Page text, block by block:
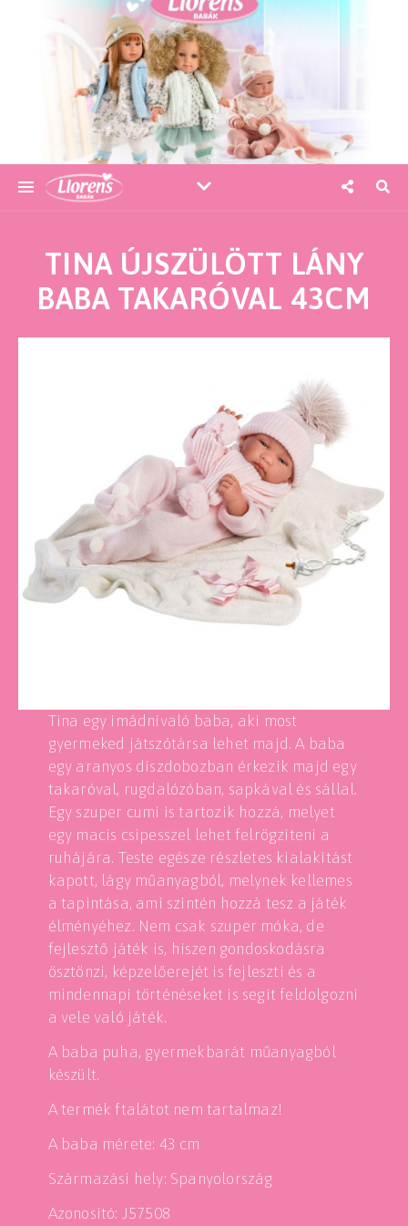
TINA ÚJSZÜLÖTT LÁNY
BABA TAKARÓVAL 43CM
Tina egy imádnivaló baba, aki most
gyermeked játszótársa lehet majd. A baba
egy aranyos díszdobozban érkezik majd egy
takaróval, rugdalózóban, sapkával és sállal.
Egy szuper cumi is tartozik hozzá, melyet
egy macis csipesszel lehet felrögzíteni a
ruhájára. Teste egésze részletes kialakítást
kapott, lágy műanyagból, melynek kellemes
a tapintása, ami szintén hozzá tesz a játék
élményéhez. Nem csak szuper móka, de
fejlesztő játék is, hiszen gondoskodásra
ösztönzi, képzelőerejét is fejleszti és a
mindennapi történéseket is segít feldolgozni
a vele való játék.
A baba puha, gyermekbarát műanyagból
készült.
A termék ftalátot nem tartalmaz!
A baba mérete: 43 cm
Származási hely: Spanyolország
Azonosító: J57508